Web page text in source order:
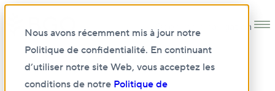
Nous avons récemment mis à jour notre
Politique de confidentialité. En continuant
d’utiliser notre site Web, vous acceptez les
conditions de notre Politique de
Open main navigation